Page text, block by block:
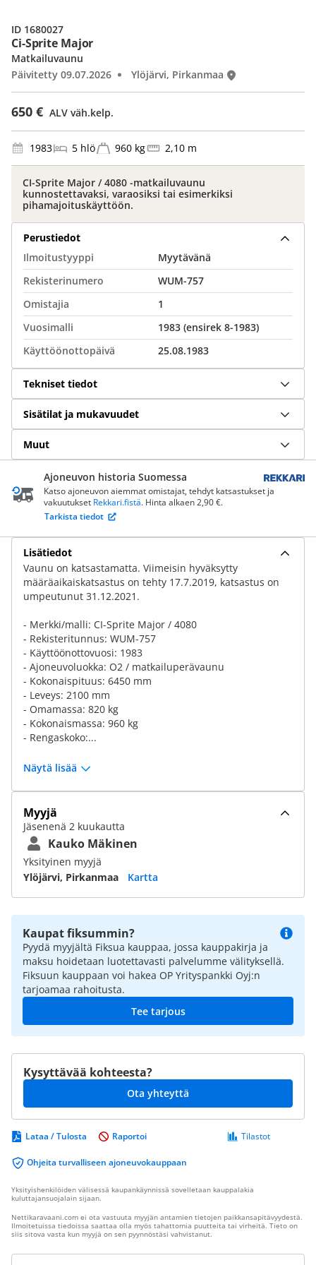
Ci-Sprite Major
650 € ALV väh.kelp.
Matkailuvaunu
Päivitetty 09.07.2026
Ylöjärvi, Pirkanmaa
ID 1680027
1983 5 hlö 960 kg 2,10 m
CI-Sprite Major / 4080 -matkailuvaunu
kunnostettavaksi, varaosiksi tai esimerkiksi
pihamajoituskäyttöön.
Perustiedot
Ilmoitustyyppi
Myytävänä
Rekisterinumero
WUM-757
Omistajia
1
Vuosimalli
1983 (ensirek 8-1983)
Käyttöönottopäivä
25.08.1983
Tekniset tiedot
Sisätilat ja mukavuudet
Muut
Ajoneuvon historia Suomessa
Katso ajoneuvon aiemmat omistajat, tehdyt katsastukset ja
vakuutukset Rekkari.fistä. Hinta alkaen 2,90 €.
Tarkista tiedot
Lisätiedot
Vaunu on katsastamatta. Viimeisin hyväksytty
määräaikaiskatsastus on tehty 17.7.2019, katsastus on
umpeutunut 31.12.2021.
- Merkki/malli: CI-Sprite Major / 4080
- Rekisteritunnus: WUM-757
- Käyttöönottovuosi: 1983
- Ajoneuvoluokka: O2 / matkailuperävaunu
- Kokonaispituus: 6450 mm
- Leveys: 2100 mm
- Omamassa: 820 kg
- Kokonaismassa: 960 kg
- Rengaskoko:...
Näytä lisää
Myyjä
Jäsenenä 2 kuukautta
Kauko Mäkinen
Yksityinen myyjä
Ylöjärvi, Pirkanmaa
Kartta
Kaupat fiksummin?
Pyydä myyjältä Fiksua kauppaa, jossa kauppakirja ja
maksu hoidetaan luotettavasti palvelumme välityksellä.
Fiksuun kauppaan voi hakea OP Yrityspankki Oyj:n
tarjoamaa rahoitusta.
Tee tarjous
Kysyttävää kohteesta?
Ota yhteyttä
Lataa / Tulosta
Ohjeita turvalliseen ajoneuvokauppaan
Tilastot
Raportoi
Yksityishenkilöiden välisessä kaupankäynnissä sovelletaan kauppalakia
kuluttajansuojalain sijaan.
Nettikaravaani.com ei ota vastuuta myyjän antamien tietojen paikkansapitävyydestä.
Ilmoitetuissa tiedoissa saattaa olla myös tahattomia puutteita tai virheitä. Tieto on
siis sitova vasta kun myyjä on sen pyynnöstäsi vahvistanut.